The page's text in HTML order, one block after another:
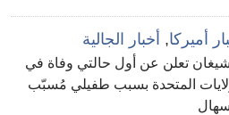
أميركا, أخبار الجالية
تعلن عن أول حالتي وفاة في
المتحدة بسبب طفيلي مُسبّب